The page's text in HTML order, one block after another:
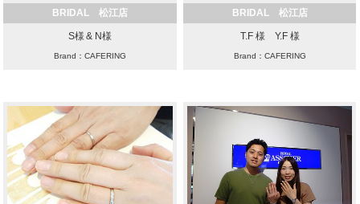
BRIDAL 松江店
S様 & N様
Brand：CAFERING
BRIDAL 松江店
T.F 様 Y.F 様
Brand：CAFERING